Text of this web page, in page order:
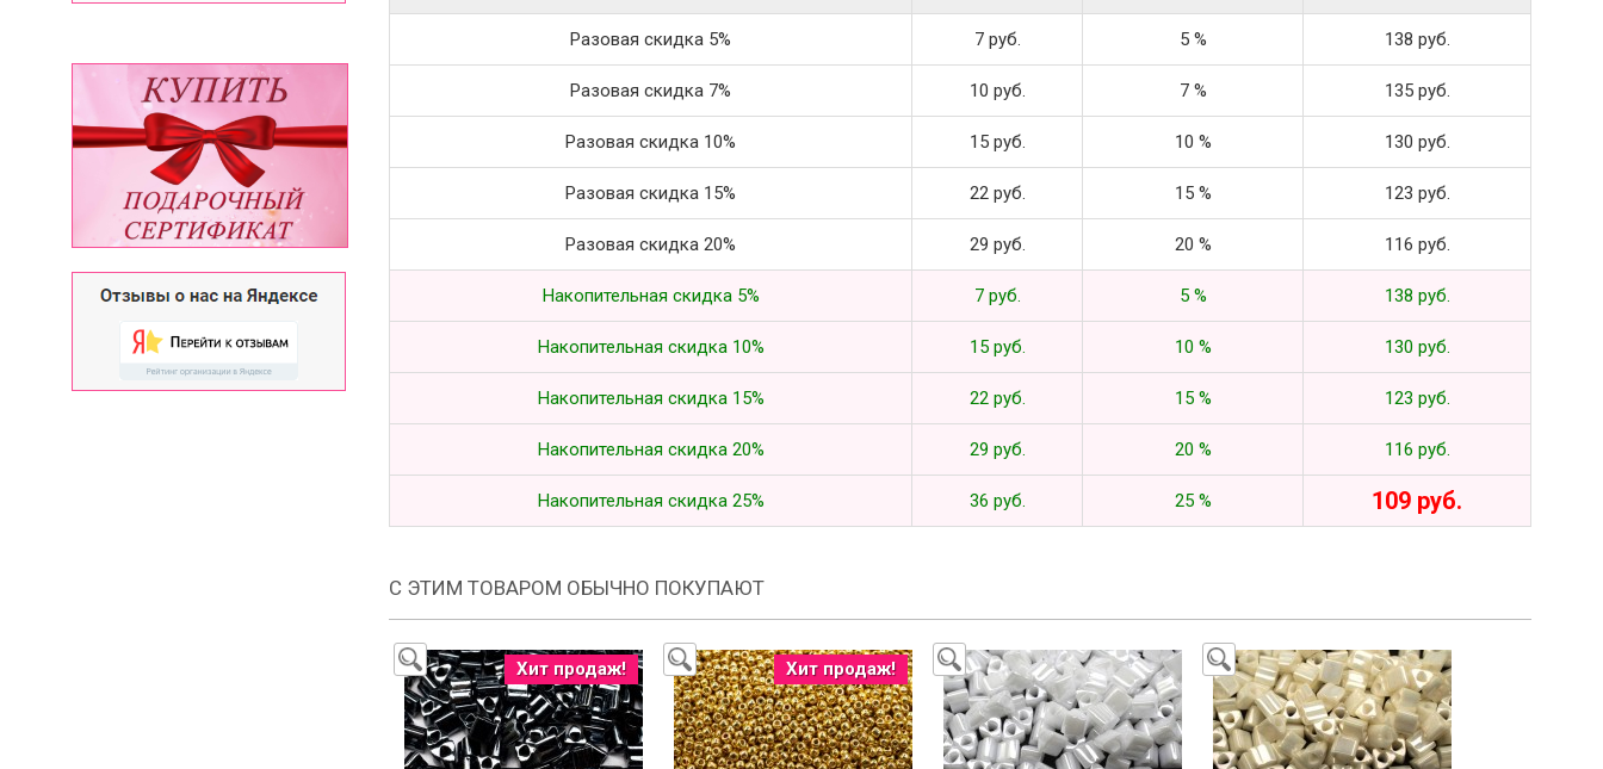
Разовая скидка 5% 7 руб. 5 % 138 руб.
Разовая скидка 7% 10 руб. 7 % 135 руб.
Разовая скидка 10% 15 руб. 10 % 130 руб.
Разовая скидка 15% 22 руб. 15 % 123 руб.
Разовая скидка 20% 29 руб. 20 % 116 руб.
Накопительная скидка 5% 7 руб. 5 % 138 руб.
Накопительная скидка 10% 15 руб. 10 % 130 руб.
Накопительная скидка 15% 22 руб. 15 % 123 руб.
Накопительная скидка 20% 29 руб. 20 % 116 руб.
Накопительная скидка 25% 36 руб. 25 % 109 руб.
С ЭТИМ ТОВАРОМ ОБЫЧНО ПОКУПАЮТ
Хит продаж! Хит продаж!